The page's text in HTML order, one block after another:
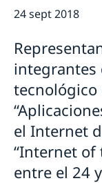
Instituto Chileno
Svenskar i
Svenska kyrkan
Svenska skolan
24 sept 2018
integrantes
tecnológico
el Internet
“Internet of
entre el 24